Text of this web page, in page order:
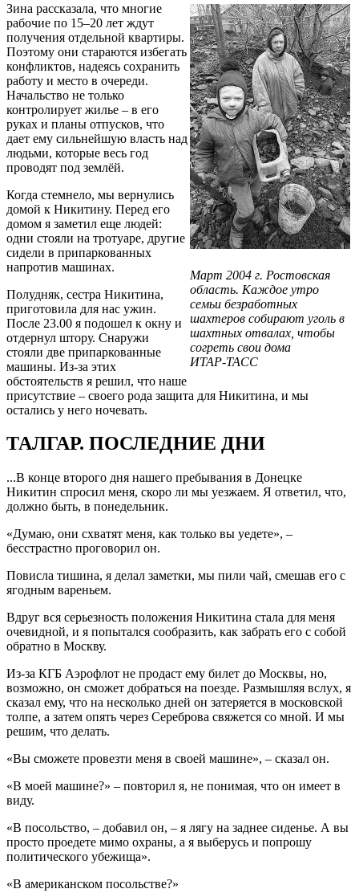
Март 2004 г. Ростовская
область. Каждое утро
семьи безработных
шахтеров собирают уголь в
шахтных отвалах, чтобы
согреть свои дома
ИТАР-ТАСС
Зина рассказала, что многие
рабочие по 15–20 лет ждут
получения отдельной квартиры.
Поэтому они стараются избегать
конфликтов, надеясь сохранить
работу и место в очереди.
Начальство не только
контролирует жилье – в его
руках и планы отпусков, что
дает ему сильнейшую власть над
людьми, которые весь год
проводят под землёй.
Когда стемнело, мы вернулись
домой к Никитину. Перед его
домом я заметил еще людей:
одни стояли на тротуаре, другие
сидели в припаркованных
напротив машинах.
Полудняк, сестра Никитина,
приготовила для нас ужин.
После 23.00 я подошел к окну и
отдернул штору. Снаружи
стояли две припаркованные
машины. Из-за этих
обстоятельств я решил, что наше
присутствие – своего рода защита для Никитина, и мы
остались у него ночевать.
ТАЛГАР. ПОСЛЕДНИЕ ДНИ
...В конце второго дня нашего пребывания в Донецке
Никитин спросил меня, скоро ли мы уезжаем. Я ответил, что,
должно быть, в понедельник.
«Думаю, они схватят меня, как только вы уедете», –
бесстрастно проговорил он.
Повисла тишина, я делал заметки, мы пили чай, смешав его с
ягодным вареньем.
Вдруг вся серьезность положения Никитина стала для меня
очевидной, и я попытался сообразить, как забрать его с собой
обратно в Москву.
Из-за КГБ Аэрофлот не продаст ему билет до Москвы, но,
возможно, он сможет добраться на поезде. Размышляя вслух, я
сказал ему, что на несколько дней он затеряется в московской
толпе, а затем опять через Сереброва свяжется со мной. И мы
решим, что делать.
«Вы сможете провезти меня в своей машине», – сказал он.
«В моей машине?» – повторил я, не понимая, что он имеет в
виду.
«В посольство, – добавил он, – я лягу на заднее сиденье. А вы
просто проедете мимо охраны, а я выберусь и попрошу
политического убежища».
«В американском посольстве?»